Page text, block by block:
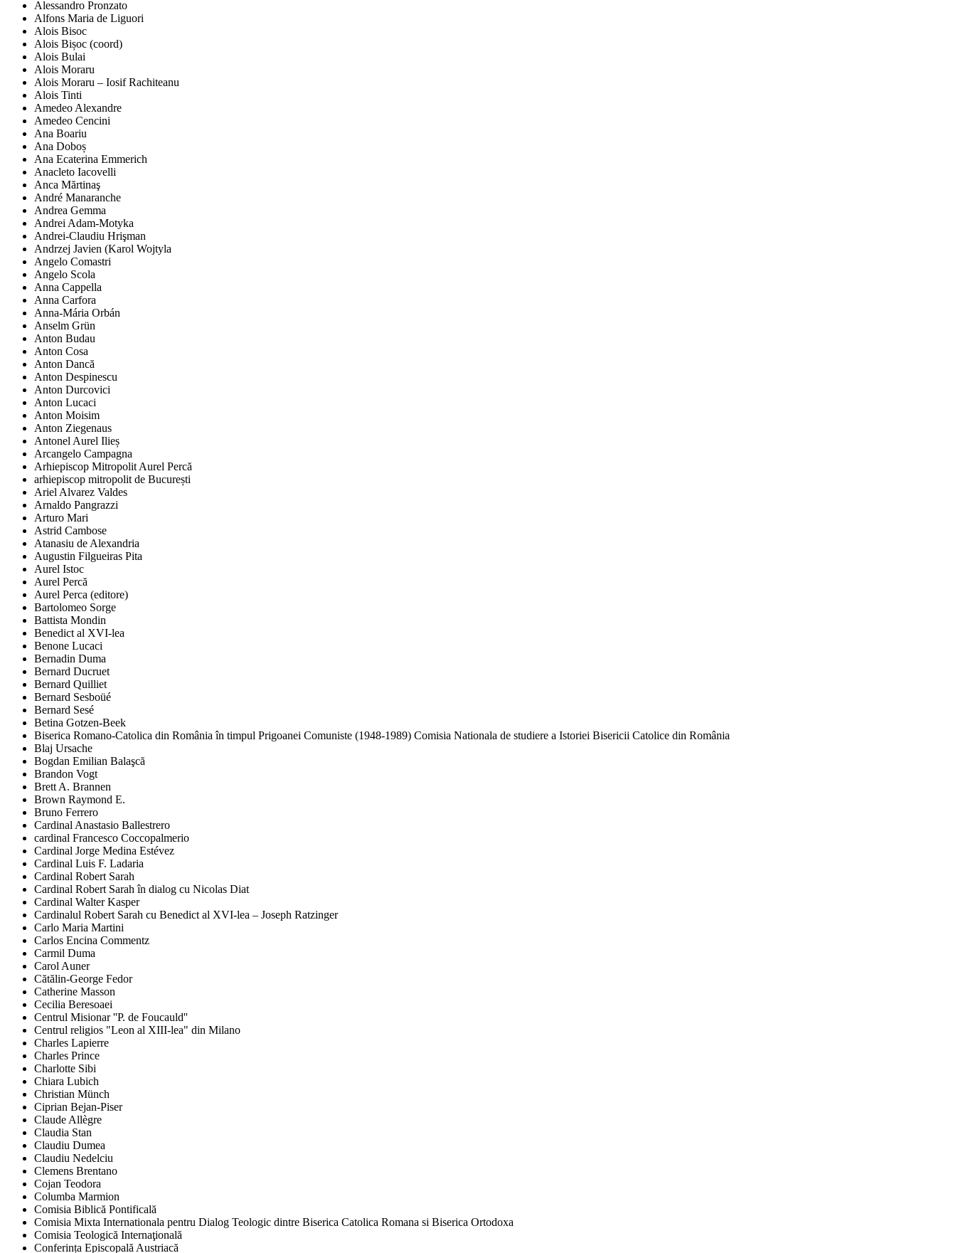
Alessandro Pronzato
Alfons Maria de Liguori
Alois Bisoc
Alois Bișoc (coord)
Alois Bulai
Alois Moraru
Alois Moraru – Iosif Rachiteanu
Alois Tinti
Amedeo Alexandre
Amedeo Cencini
Ana Boariu
Ana Doboș
Ana Ecaterina Emmerich
Anacleto Iacovelli
Anca Mărtinaş
André Manaranche
Andrea Gemma
Andrei Adam-Motyka
Andrei-Claudiu Hrişman
Andrzej Javien (Karol Wojtyla
Angelo Comastri
Angelo Scola
Anna Cappella
Anna Carfora
Anna-Mária Orbán
Anselm Grün
Anton Budau
Anton Cosa
Anton Dancă
Anton Despinescu
Anton Durcovici
Anton Lucaci
Anton Moisim
Anton Ziegenaus
Antonel Aurel Ilieș
Arcangelo Campagna
Arhiepiscop Mitropolit Aurel Percă
arhiepiscop mitropolit de București
Ariel Alvarez Valdes
Arnaldo Pangrazzi
Arturo Mari
Astrid Cambose
Atanasiu de Alexandria
Augustin Filgueiras Pita
Aurel Istoc
Aurel Percă
Aurel Perca (editore)
Bartolomeo Sorge
Battista Mondin
Benedict al XVI-lea
Benone Lucaci
Bernadin Duma
Bernard Ducruet
Bernard Quilliet
Bernard Sesboüé
Bernard Sesé
Betina Gotzen-Beek
Biserica Romano-Catolica din România în timpul Prigoanei Comuniste (1948-1989) Comisia Nationala de studiere a Istoriei Bisericii Catolice din România
Blaj Ursache
Bogdan Emilian Balaşcă
Brandon Vogt
Brett A. Brannen
Brown Raymond E.
Bruno Ferrero
Cardinal Anastasio Ballestrero
cardinal Francesco Coccopalmerio
Cardinal Jorge Medina Estévez
Cardinal Luis F. Ladaria
Cardinal Robert Sarah
Cardinal Robert Sarah în dialog cu Nicolas Diat
Cardinal Walter Kasper
Cardinalul Robert Sarah cu Benedict al XVI-lea – Joseph Ratzinger
Carlo Maria Martini
Carlos Encina Commentz
Carmil Duma
Carol Auner
Cătălin-George Fedor
Catherine Masson
Cecilia Beresoaei
Centrul Misionar ''P. de Foucauld''
Centrul religios "Leon al XIII-lea" din Milano
Charles Lapierre
Charles Prince
Charlotte Sibi
Chiara Lubich
Christian Münch
Ciprian Bejan-Piser
Claude Allègre
Claudia Stan
Claudiu Dumea
Claudiu Nedelciu
Clemens Brentano
Cojan Teodora
Columba Marmion
Comisia Biblică Pontificală
Comisia Mixta Internationala pentru Dialog Teologic dintre Biserica Catolica Romana si Biserica Ortodoxa
Comisia Teologică Internaţională
Conferința Episcopală Austriacă